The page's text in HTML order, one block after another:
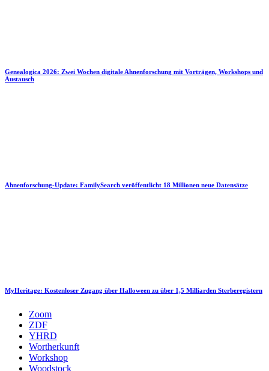
Genealogica 2026: Zwei Wochen digitale Ahnenforschung mit Vorträgen, Workshops und
Austausch
Ahnenforschung-Update: FamilySearch veröffentlicht 18 Millionen neue Datensätze
MyHeritage: Kostenloser Zugang über Halloween zu über 1,5 Milliarden Sterberegistern
Zoom
ZDF
YHRD
Wortherkunft
Workshop
Woodstock